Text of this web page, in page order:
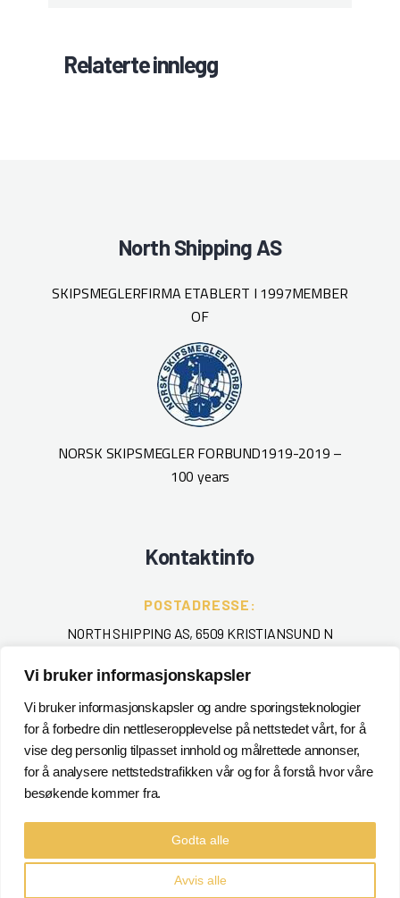
Vi bruker informasjonskapsler
Vi bruker informasjonskapsler og andre sporingsteknologier
for å forbedre din nettleseropplevelse på nettstedet vårt, for å
vise deg personlig tilpasset innhold og målrettede annonser,
for å analysere nettstedstrafikken vår og for å forstå hvor våre
besøkende kommer fra.
Godta alle
Avvis alle
Relaterte innlegg
North Shipping AS
SKIPSMEGLERFIRMA ETABLERT I 1997MEMBER
OF
NORSK SKIPSMEGLER FORBUND1919-2019 –
100 years
Kontaktinfo
POSTADRESSE:
NORTH SHIPPING AS, 6509 KRISTIANSUND N
TELEFON:
+ 47 715 40 000
EPOST :
POSTMASTER@NORTHSHIPPING.NO